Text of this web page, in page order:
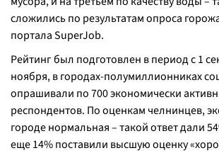
сложились по результатам опроса
портала SuperJob.
Рейтинг был подготовлен в период с 1
ноября, в городах-полумиллионниках
опрашивали по 700 экономически
респондентов. По оценкам челнинцев,
городе нормальная – такой ответ дали
еще 14% поставили высшую оценку